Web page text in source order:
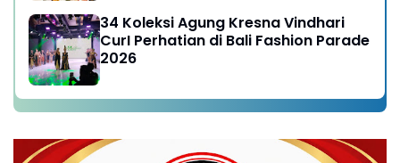
34 Koleksi Agung Kresna Vindhari
CurI Perhatian di Bali Fashion Parade
2026